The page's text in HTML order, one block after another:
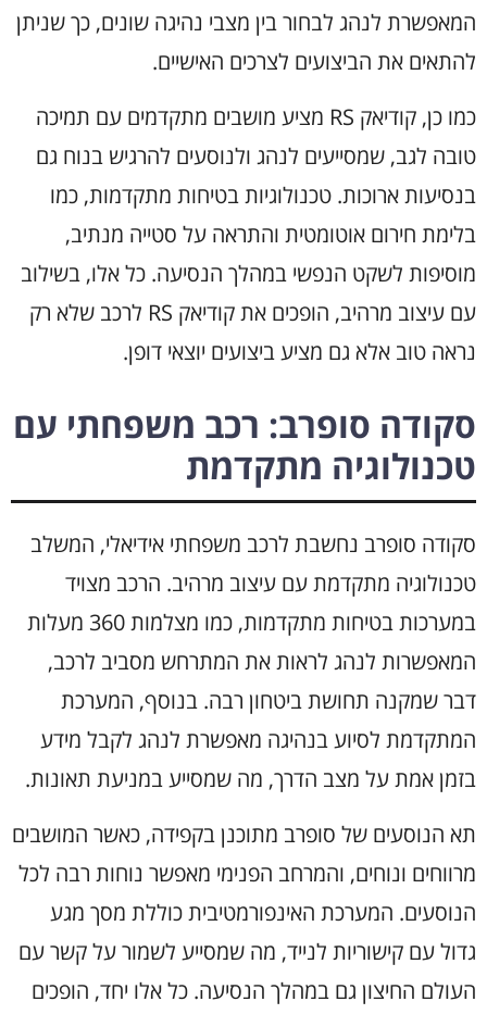
המאפשרת לנהג לבחור בין מצבי נהיגה שונים, כך שניתן
להתאים את הביצועים לצרכים האישיים.
כמו כן, קודיאק RS מציע מושבים מתקדמים עם תמיכה
טובה לגב, שמסייעים לנהג ולנוסעים להרגיש בנוח גם
בנסיעות ארוכות. טכנולוגיות בטיחות מתקדמות, כמו
בלימת חירום אוטומטית והתראה על סטייה מנתיב,
מוסיפות לשקט הנפשי במהלך הנסיעה. כל אלו, בשילוב
עם עיצוב מרהיב, הופכים את קודיאק RS לרכב שלא רק
נראה טוב אלא גם מציע ביצועים יוצאי דופן.
סקודה סופרב: רכב משפחתי עם
טכנולוגיה מתקדמת
סקודה סופרב נחשבת לרכב משפחתי אידיאלי, המשלב
טכנולוגיה מתקדמת עם עיצוב מרהיב. הרכב מצויד
במערכות בטיחות מתקדמות, כמו מצלמות 360 מעלות
המאפשרות לנהג לראות את המתרחש מסביב לרכב,
דבר שמקנה תחושת ביטחון רבה. בנוסף, המערכת
המתקדמת לסיוע בנהיגה מאפשרת לנהג לקבל מידע
בזמן אמת על מצב הדרך, מה שמסייע במניעת תאונות.
תא הנוסעים של סופרב מתוכנן בקפידה, כאשר המושבים
מרווחים ונוחים, והמרחב הפנימי מאפשר נוחות רבה לכל
הנוסעים. המערכת האינפורמטיבית כוללת מסך מגע
גדול עם קישוריות לנייד, מה שמסייע לשמור על קשר עם
העולם החיצון גם במהלך הנסיעה. כל אלו יחד, הופכים